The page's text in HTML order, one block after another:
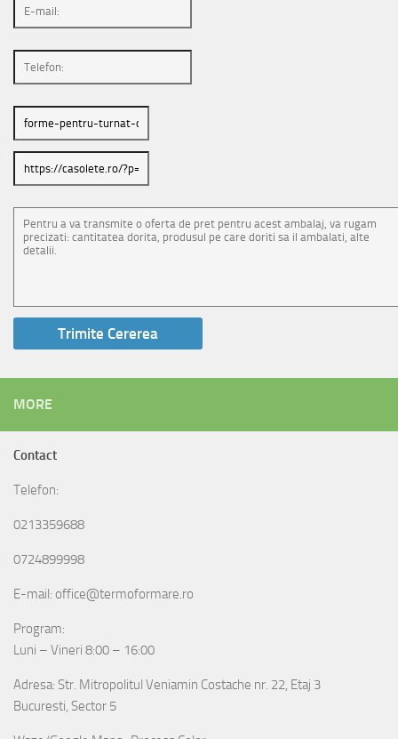
MORE
Contact
Telefon:
0213359688
0724899998
E-mail: office@termoformare.ro
Program:
Luni – Vineri 8:00 – 16:00
Adresa: Str. Mitropolitul Veniamin Costache nr. 22, Etaj 3
Bucuresti, Sector 5